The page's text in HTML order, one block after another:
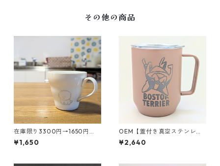
その他の商品
在庫限り3300円→1650円
【マグカップ ピジョンフリ
ーゼ】白磁｜名前入り｜犬種
¥1,650
OEM【蓋付き真空ステンレス
マグカップ 10個〜】ロゴ｜
ブランド｜小ロット｜キャラ
¥2,640